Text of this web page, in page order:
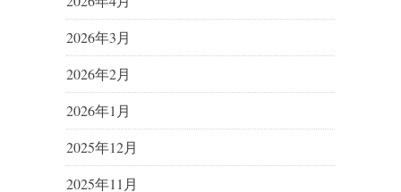
2026年3月
2026年2月
2026年1月
2025年12月
2025年11月